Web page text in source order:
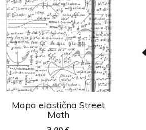
Mapa elastična Street
Math